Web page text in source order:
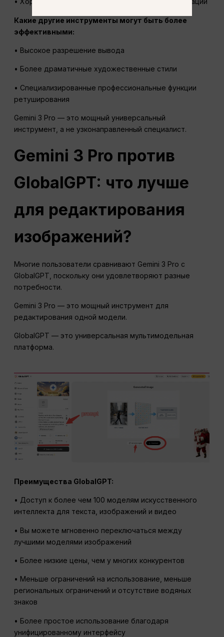
Какие другие инструменты могут быть более
эффективными:
• Высокое разрешение вывода
• Более драматичные художественные стили
• Специализированные профессиональные функции
ретуширования
Gemini 3 Pro — это мощный универсальный
инструмент, а не узконаправленный специалист.
Gemini 3 Pro против
GlobalGPT: что лучше
для редактирования
изображений?
Многие пользователи сравнивают Gemini 3 Pro с
GlobalGPT, поскольку они удовлетворяют разные
потребности.
Gemini 3 Pro — это мощный инструмент для
редактирования одной модели.
GlobalGPT — это универсальная мультимодельная
платформа.
Преимущества GlobalGPT:
• Доступ к более чем 100 моделям искусственного
интеллекта для текста, изображений и видео
• Вы можете мгновенно переключаться между
лучшими моделями изображений
• Более низкие цены, чем у многих конкурентов
• Меньше ограничений на использование, меньше
региональных ограничений и отсутствие водяных
знаков
• Более простое использование благодаря
унифицированному интерфейсу